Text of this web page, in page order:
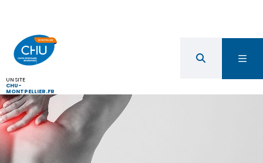
UN SITE
CHU-
MONTPELLIER.FR